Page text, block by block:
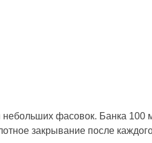
фасовок. Банка 100
закрывание после